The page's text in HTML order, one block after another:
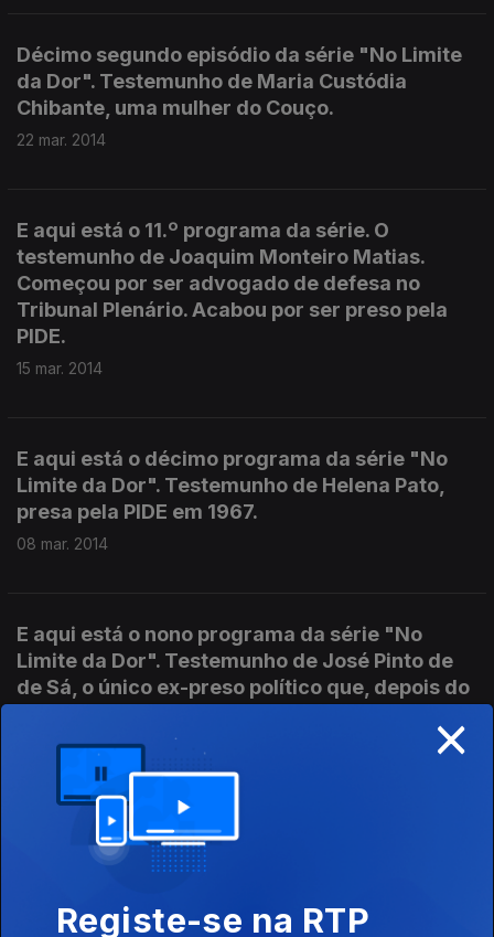
Décimo segundo episódio da série "No Limite
da Dor". Testemunho de Maria Custódia
Chibante, uma mulher do Couço.
22 mar. 2014
E aqui está o 11.º programa da série. O
testemunho de Joaquim Monteiro Matias.
Começou por ser advogado de defesa no
Tribunal Plenário. Acabou por ser preso pela
PIDE.
15 mar. 2014
E aqui está o décimo programa da série "No
Limite da Dor". Testemunho de Helena Pato,
presa pela PIDE em 1967.
08 mar. 2014
E aqui está o nono programa da série "No
Limite da Dor". Testemunho de José Pinto de
de Sá, o único ex-preso político que, depois do
ter sido informador da PIDE.
01 mar. 2014
Oitavo programa da série "No Limite da Dor".
relatam as torturas a que foram sujeitos às
×
Registe-se na RTP